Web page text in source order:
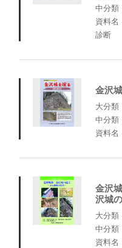
中分類
資料
診断
金沢
大分類
中分類
資料
金沢
沢城
大分類
中分類
資料